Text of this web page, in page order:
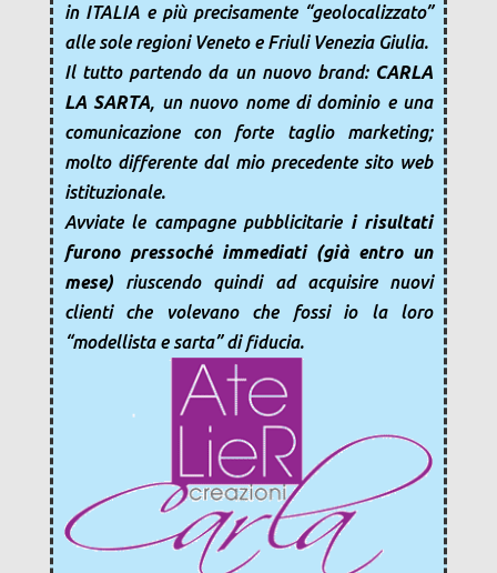
in ITALIA e più precisamente “geolocalizzato”
alle sole regioni Veneto e Friuli Venezia Giulia.
Il tutto partendo da un nuovo brand: CARLA
LA SARTA, un nuovo nome di dominio e una
comunicazione con forte taglio marketing;
molto differente dal mio precedente sito web
istituzionale.
Avviate le campagne pubblicitarie i risultati
furono pressoché immediati (già entro un
mese)riuscendo quindi ad acquisire nuovi
clienti che volevano che fossi io la loro
“modellista e sarta” di fiducia.